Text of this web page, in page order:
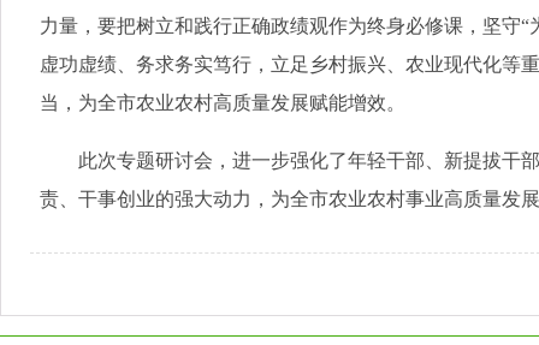
力量，要把树立和践行正确政绩观作为终身必修课，坚守
虚功虚绩、务求务实笃行，立足乡村振兴、农业现代化等
当，为全市农业农村高质量发展赋能增效。
此次专题研讨会，进一步强化了年轻干部、新提拔干部
责、干事创业的强大动力，为全市农业农村事业高质量发